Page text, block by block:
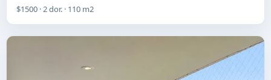
$1500 · 2 dor. · 110 m2